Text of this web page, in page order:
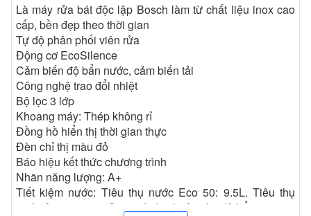
Là máy rửa bát độc lập Bosch làm từ chất liệu inox cao
cấp, bền đẹp theo thời gian
Tự độ phân phối viên rửa
Động cơ EcoSilence
Cảm biến độ bẩn nước, cảm biến tải
Công nghệ trao đổi nhiệt
Bộ lọc 3 lớp
Khoang máy: Thép không rỉ
Đồng hồ hiển thị thời gian thực
Đèn chỉ thị màu đỏ
Báo hiệu kết thức chương trình
Nhãn năng lượng: A+
Tiết kiệm nước: Tiêu thụ nước Eco 50: 9.5L. Tiêu thụ
nước Auto 45-65 ° C: 6-17L tùy thuộc vào độ bẩn